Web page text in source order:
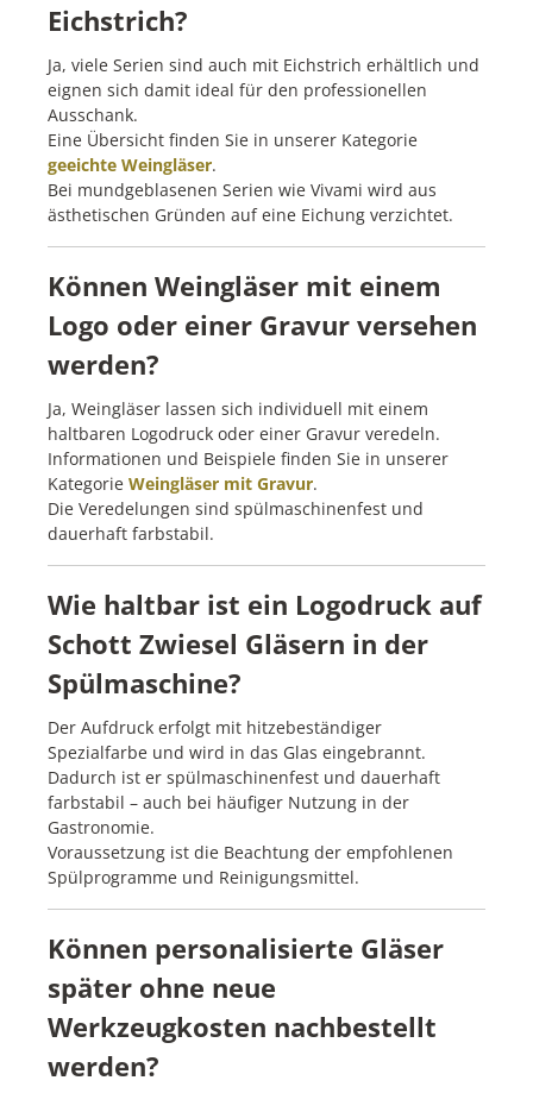
Eichstrich?
Ja, viele Serien sind auch mit Eichstrich erhältlich und
eignen sich damit ideal für den professionellen
Ausschank.
Eine Übersicht finden Sie in unserer Kategorie
geeichte Weingläser.
Bei mundgeblasenen Serien wie Vivami wird aus
ästhetischen Gründen auf eine Eichung verzichtet.
Können Weingläser mit einem
Logo oder einer Gravur versehen
werden?
Ja, Weingläser lassen sich individuell mit einem
haltbaren Logodruck oder einer Gravur veredeln.
Informationen und Beispiele finden Sie in unserer
Kategorie Weingläser mit Gravur.
Die Veredelungen sind spülmaschinenfest und
dauerhaft farbstabil.
Wie haltbar ist ein Logodruck auf
Schott Zwiesel Gläsern in der
Spülmaschine?
Der Aufdruck erfolgt mit hitzebeständiger
Spezialfarbe und wird in das Glas eingebrannt.
Dadurch ist er spülmaschinenfest und dauerhaft
farbstabil – auch bei häufiger Nutzung in der
Gastronomie.
Voraussetzung ist die Beachtung der empfohlenen
Spülprogramme und Reinigungsmittel.
Können personalisierte Gläser
später ohne neue
Werkzeugkosten nachbestellt
werden?